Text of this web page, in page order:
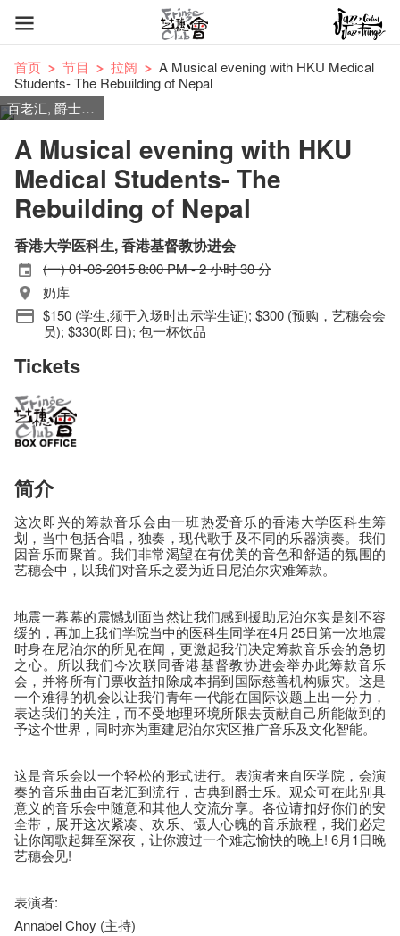
首页 节目 拉阔
A Musical evening with HKU Medical
Students- The Rebuilding of Nepal
百老汇, 爵士, 蓝调, 流行
A Musical evening with HKU
Medical Students- The
Rebuilding of Nepal
香港大学医科生, 香港基督教协进会
(一) 01-06-2015 8:00 PM - 2 小时 30 分
奶库
$150 (学生,须于入场时出示学生证); $300 (预购，艺穗会会
员); $330(即日); 包一杯饮品
Tickets
简介
这次即兴的筹款音乐会由一班热爱音乐的香港大学医科生筹
划，当中包括合唱，独奏，现代歌手及不同的乐器演奏。我们
因音乐而聚首。我们非常渴望在有优美的音色和舒适的氛围的
艺穗会中，以我们对音乐之爱为近日尼泊尔灾难筹款。
地震一幕幕的震憾划面当然让我们感到援助尼泊尔实是刻不容
缓的，再加上我们学院当中的医科生同学在4月25日第一次地震
时身在尼泊尔的所见在闻，更激起我们决定筹款音乐会的急切
之心。所以我们今次联同香港基督教协进会举办此筹款音乐
会，并将所有门票收益扣除成本捐到国际慈善机构赈灾。这是
一个难得的机会以让我们青年一代能在国际议题上出一分力，
表达我们的关注，而不受地理环境所限去贡献自己所能做到的
予这个世界，同时亦为重建尼泊尔灾区推广音乐及文化智能。
这是音乐会以一个轻松的形式进行。表演者来自医学院，会演
奏的音乐曲由百老汇到流行，古典到爵士乐。观众可在此别具
意义的音乐会中随意和其他人交流分享。各位请扣好你们的安
全带，展开这次紧凑、欢乐、慑人心魄的音乐旅程，我们必定
让你闻歌起舞至深夜，让你渡过一个难忘愉快的晚上! 6月1日晚
艺穗会见!
表演者:
Annabel Choy (主持)